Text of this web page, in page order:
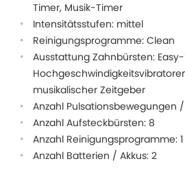
Timer, Musik-Timer
Intensitätsstufen: mittel
Reinigungsprogramme: Clean
Ausstattung Zahnbürsten:
musikalischer Zeitgeber
Anzahl Pulsationsbewegungen
Anzahl Aufsteckbürsten: 8
Anzahl Reinigungsprogramme: 1
Anzahl Batterien / Akkus: 2